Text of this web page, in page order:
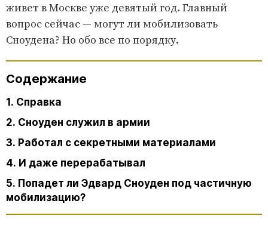
живет в Москве уже девятый год. Главный
вопрос сейчас — могут ли мобилизовать
Сноудена? Но обо все по порядку.
Содержание
1. Справка
2. Сноуден служил в армии
3. Работал с секретными материалами
4. И даже перерабатывал
5. Попадет ли Эдвард Сноуден под частичную
мобилизацию?